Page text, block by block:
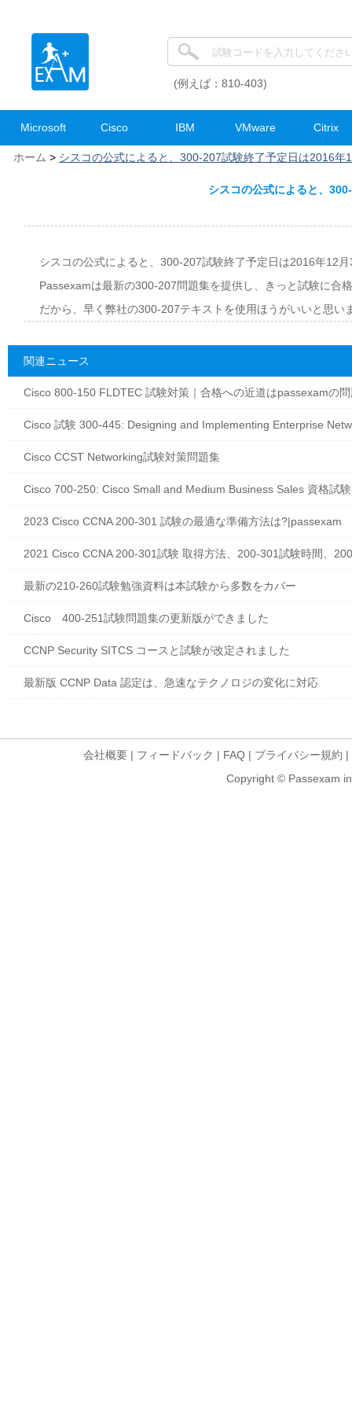
(例えば：810-403)
Microsoft Cisco IBM VMware Citrix
ホーム > シスコの公式によると、300-207試験終了予定日は2016年
シスコの公式によると、
シスコの公式によると、300-207試験終了予定日は2016年12
Passexamは最新の300-207問題集を提供し、きっと試験に合
だから、早く弊社の300-207テキストを使用ほうがいいと思い
関連ニュース
Cisco 800-150 FLDTEC 試験対策｜合格への近道はpassexamの
Cisco 試験 300-445: Designing and Implementing Enterprise
Cisco CCST Networking試験対策問題集
Cisco 700-250: Cisco Small and Medium Business Sales 資格試
2023 Cisco CCNA 200-301 試験の最適な準備方法は?|passexam
2021 Cisco CCNA 200-301試験 取得方法、200-301試験時間、
最新の210-260試験勉強資料は本試験から多数をカバー
Cisco 400-251試験問題集の更新版ができました
CCNP Security SITCS コースと試験が改定されました
最新版 CCNP Data 認定は、急速なテクノロジの変化に対応
会社概要 | フィードバック | FAQ | プライバシー規約 |
Copyright © Passexam